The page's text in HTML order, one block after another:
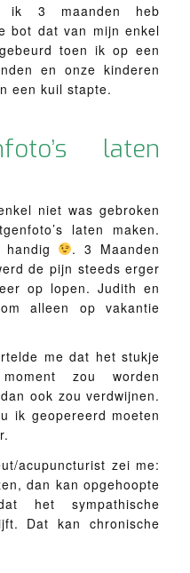
ik 3 maanden heb
bot dat van mijn enkel
toen ik op een
en onze kinderen
een kuil stapte.
laten
niet was gebroken
laten maken.
. 3 Maanden
de pijn steeds erger
op lopen. Judith en
alleen op vakantie
me dat het stukje
zou worden
ook zou verdwijnen.
ik geopereerd moeten
acupuncturist zei me:
dan kan opgehoopte
het sympathische
Dat kan chronische